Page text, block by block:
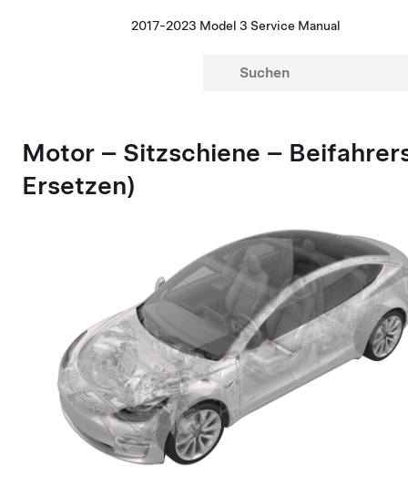
2017-2023 Model 3 Service Manual
Motor – Sitzschiene –
Ersetzen)